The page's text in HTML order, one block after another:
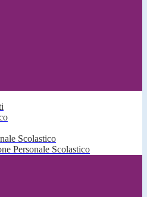
Scolastico
Personale Scolastico